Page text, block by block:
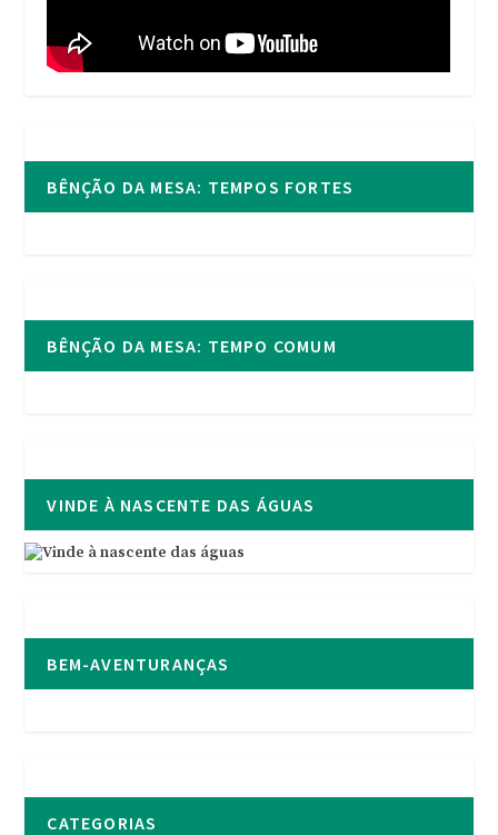
BÊNÇÃO DA MESA: TEMPOS FORTES
BÊNÇÃO DA MESA: TEMPO COMUM
VINDE À NASCENTE DAS ÁGUAS
BEM-AVENTURANÇAS
CATEGORIAS